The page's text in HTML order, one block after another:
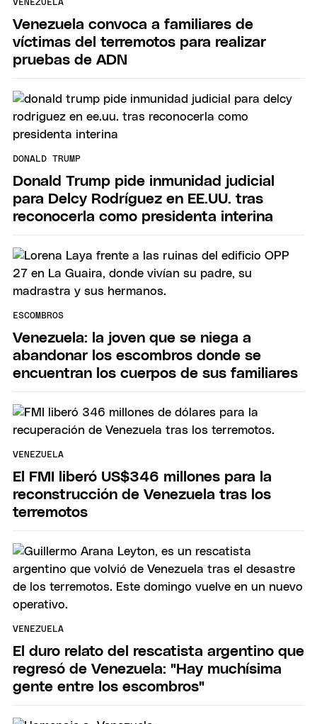
VENEZUELA
Venezuela convoca a familiares de
víctimas del terremotos para realizar
pruebas de ADN
DONALD TRUMP
Donald Trump pide inmunidad judicial
para Delcy Rodríguez en EE.UU. tras
reconocerla como presidenta interina
ESCOMBROS
Venezuela: la joven que se niega a
abandonar los escombros donde se
encuentran los cuerpos de sus familiares
VENEZUELA
El FMI liberó US$346 millones para la
reconstrucción de Venezuela tras los
terremotos
VENEZUELA
El duro relato del rescatista argentino que
regresó de Venezuela: "Hay muchísima
gente entre los escombros"